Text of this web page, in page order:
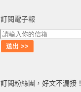
訂閱電子報
訂閱粉絲團，好文不漏接！